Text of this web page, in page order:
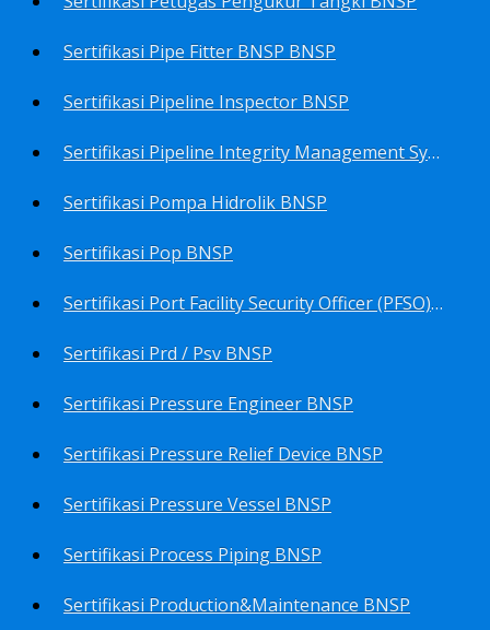
Sertifikasi Pipe Fitter BNSP BNSP
Sertifikasi Pipeline Inspector BNSP
Sertifikasi Pipeline Integrity Management System (Pims) BNSP
Sertifikasi Pompa Hidrolik BNSP
Sertifikasi Pop BNSP
Sertifikasi Port Facility Security Officer (PFSO) BNSP
Sertifikasi Prd / Psv BNSP
Sertifikasi Pressure Engineer BNSP
Sertifikasi Pressure Relief Device BNSP
Sertifikasi Pressure Vessel BNSP
Sertifikasi Process Piping BNSP
Sertifikasi Production&Maintenance BNSP